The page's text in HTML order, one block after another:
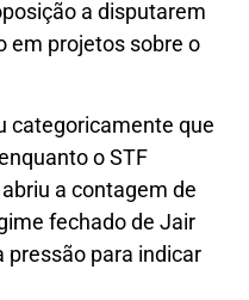
a disputarem
em projetos sobre o
categoricamente que
o STF
a contagem de
fechado de Jair
pressão para indicar